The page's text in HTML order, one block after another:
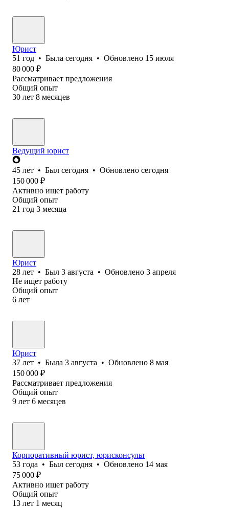
Юрист
51 год • Была сегодня • Обновлено 15 июля
80 000 ₽
Рассматривает предложения
Общий опыт
30 лет 8 месяцев
Ведущий юрист
45 лет • Был сегодня • Обновлено сегодня
150 000 ₽
Активно ищет работу
Общий опыт
21 год 3 месяца
Юрист
28 лет • Был 3 августа • Обновлено 3 апреля
Не ищет работу
Общий опыт
6 лет
Юрист
37 лет • Была 3 августа • Обновлено 8 мая
150 000 ₽
Рассматривает предложения
Общий опыт
9 лет 6 месяцев
Корпоративный юрист, юрисконсульт
53 года • Был сегодня • Обновлено 14 мая
75 000 ₽
Активно ищет работу
Общий опыт
13 лет 1 месяц